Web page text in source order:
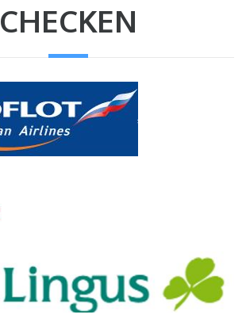
CHECKEN